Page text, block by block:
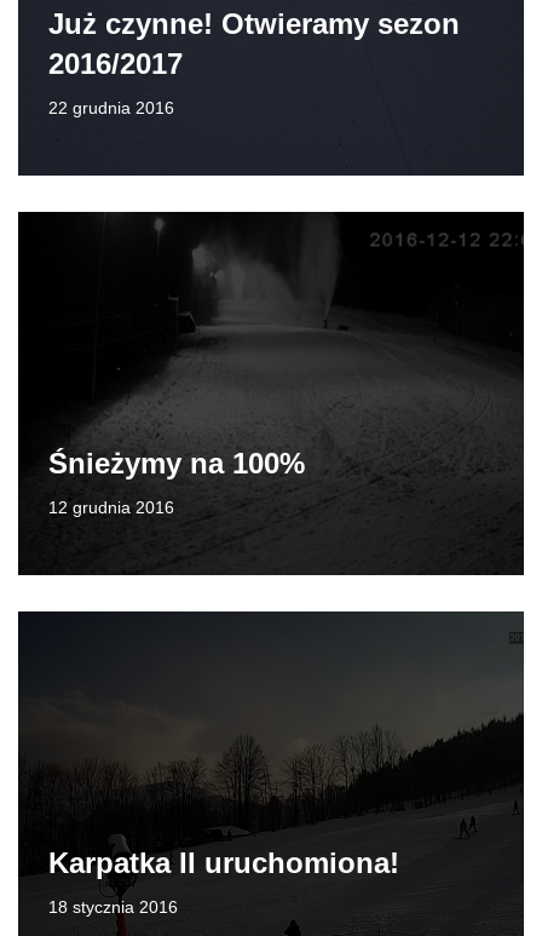
Już czynne! Otwieramy sezon
2016/2017
22 grudnia 2016
Śnieżymy na 100%
12 grudnia 2016
Karpatka II uruchomiona!
18 stycznia 2016